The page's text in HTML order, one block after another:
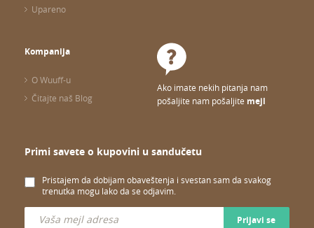
Upareno
Kompanija
O Wuuff-u
Čitajte naš Blog
Ako imate nekih pitanja nam
pošaljite nam pošaljite mejl
Primi savete o kupovini u sandučetu
Pristajem da dobijam obaveštenja i svestan sam da svakog
trenutka mogu lako da se odjavim.
Prijavi se